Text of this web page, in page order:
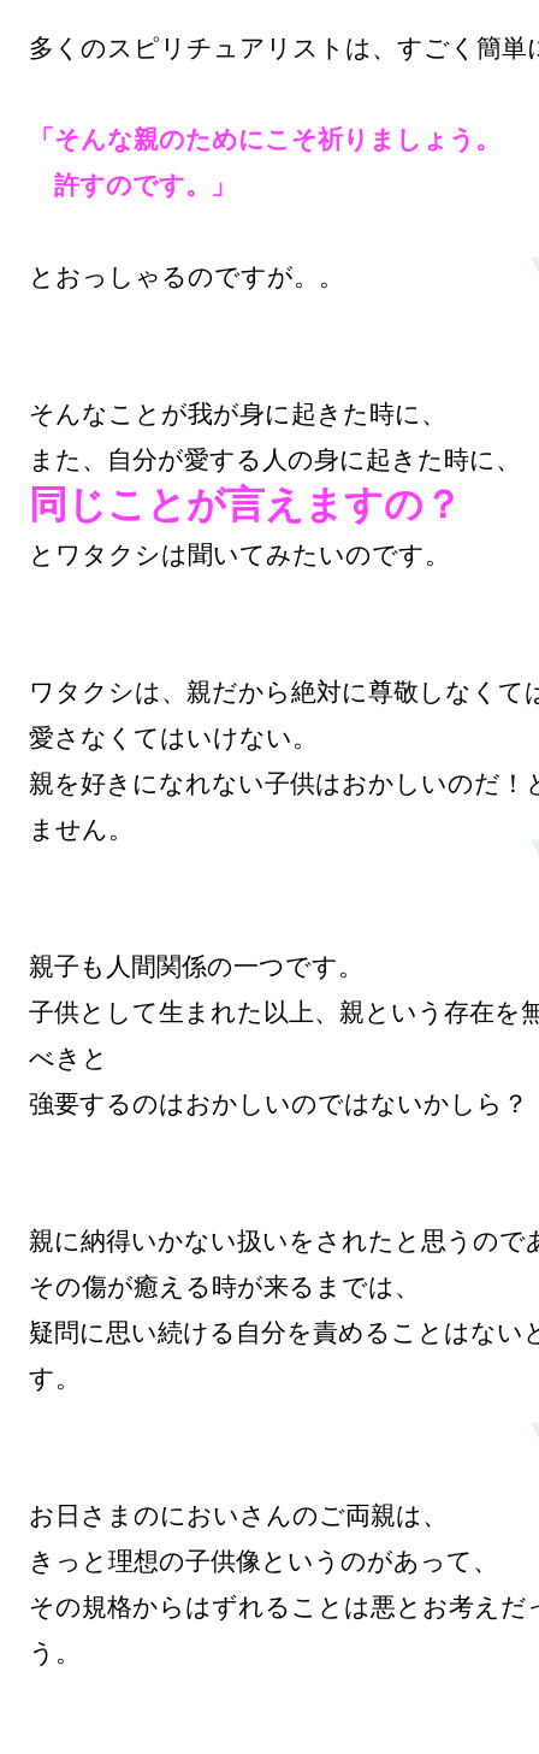
多くのスピリチュアリストは、すごく簡単
「そんな親のためにこそ祈りましょう。
許すのです。」
とおっしゃるのですが。。
そんなことが我が身に起きた時に、
同じことが言えますの？
とワタクシは聞いてみたいのです。
ワタクシは、親だから絶対に尊敬しなくて
愛さなくてはいけない。
親を好きになれない子供はおかしいのだ！
ません。
親子も人間関係の一つです。
子供として生まれた以上、親という存在を
べきと
強要するのはおかしいのではないかしら？
親に納得いかない扱いをされたと思うので
その傷が癒える時が来るまでは、
疑問に思い続ける自分を責めることはない
す。
お日さまのにおいさんのご両親は、
きっと理想の子供像というのがあって、
その規格からはずれることは悪とお考えだ
う。